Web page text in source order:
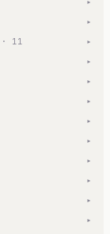
▾
▾
· 11 ▾
▾
▾
▾
▾
▾
▾
▾
▾
▾